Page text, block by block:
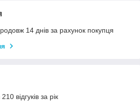
14 днів за рахунок покупця
відгуків за рік